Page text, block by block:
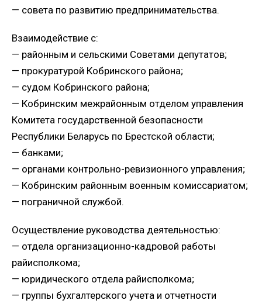
— совета по развитию предпринимательства.
Взаимодействие с:
— районным и сельскими Советами депутатов;
— прокуратурой Кобринского района;
— судом Кобринского района;
— Кобринским межрайонным отделом управления
Комитета государственной безопасности
Республики Беларусь по Брестской области;
— банками;
— органами контрольно-ревизионного управления;
— Кобринским районным военным комиссариатом;
— пограничной службой.
Осуществление руководства деятельностью:
— отдела организационно-кадровой работы
райисполкома;
— юридического отдела райисполкома;
— группы бухгалтерского учета и отчетности